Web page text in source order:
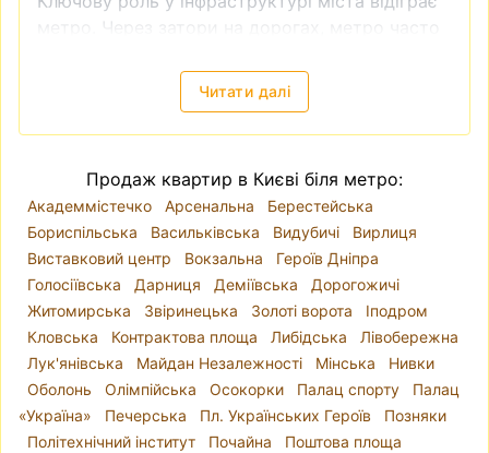
метро. Через затори на дорогах, метро часто
квартира біля метро завжди буде більш
привабливою як в інвестиційному плані
(наприклад, якщо ви плануєте купити
для власного проживання.
Продаж квартири без посередників недорого
Таке питання виникає доволі часто —купити
квартиру без посередника . І справді - чи
потрібен ріелтер, для чого сплачувати
додаткові кошти? Приблизно схожого плану
питання виникає, коли робиш ремонт - а чи
потрібен дизайнер? Ви можете самостійно
знайти квартиру, яка підходить вам за усіма
критеріями і яку пропонує власник, перевірити
чи в порядку всі документи на квартиру,
Читати далі
Продаж квартир в Києві біля метро:
Академмістечко Арсенальна
Берестейська
Бориспільська
Васильківська Видубичі
Вирлиця
Виставковий центр
Вокзальна
Героїв Дніпра
Голосіївська
Дарниця Деміївська
Дорогожичі
Житомирська
Звіринецька Золоті ворота
Іподром
Кловська
Контрактова площа Либідська
Лівобережна
Лук'янівська
Майдан Незалежності Мінська
Нивки
Оболонь
Олімпійська Осокорки Палац спорту
Палац
«Україна»
Печерська Пл. Українських Героїв
Позняки
Політехнічний інститут
Почайна Поштова площа